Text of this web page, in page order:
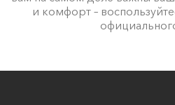
и комфорт –